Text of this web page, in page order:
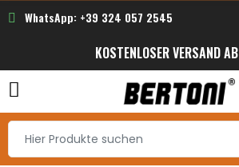
WhatsApp: +39 324 057 2545
KOSTENLOSER VERSAND